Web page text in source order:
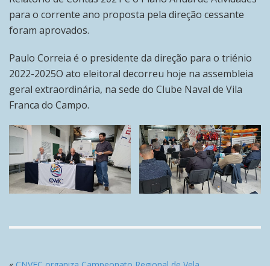
para o corrente ano proposta pela direção cessante
foram aprovados.
Paulo Correia é o presidente da direção para o triénio
2022-2025O ato eleitoral decorreu hoje na assembleia
geral extraordinária, na sede do Clube Naval de Vila
Franca do Campo.